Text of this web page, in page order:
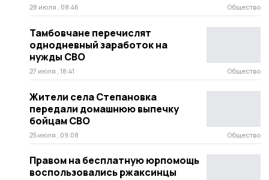
28 июля , 08:46 Общество
Тамбовчане перечислят
однодневный заработок на
нужды СВО
27 июля , 18:41 Общество
Жители села Степановка
передали домашнюю выпечку
бойцам СВО
25 июля , 09:08 Общество
Правом на бесплатную юрпомощь
воспользовались ржаксинцы